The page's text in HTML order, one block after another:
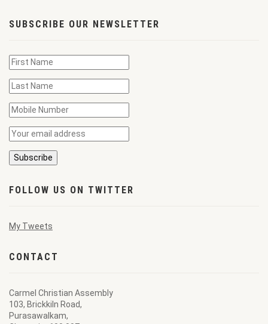
SUBSCRIBE OUR NEWSLETTER
FOLLOW US ON TWITTER
My Tweets
CONTACT
Carmel Christian Assembly
103, Brickkiln Road,
Purasawalkam,